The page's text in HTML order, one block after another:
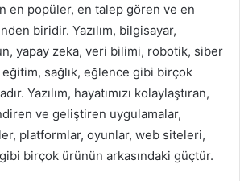
en popüler, en talep gören ve en
biridir. Yazılım, bilgisayar,
yapay zeka, veri bilimi, robotik, siber
sağlık, eğlence gibi birçok
Yazılım, hayatımızı kolaylaştıran,
ve geliştiren uygulamalar,
platformlar, oyunlar, web siteleri,
birçok ürünün arkasındaki güçtür.